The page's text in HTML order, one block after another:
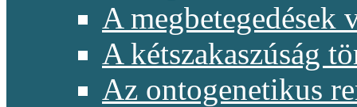
A megbetegedések
A kétszakaszúság
Az ontogenetikus